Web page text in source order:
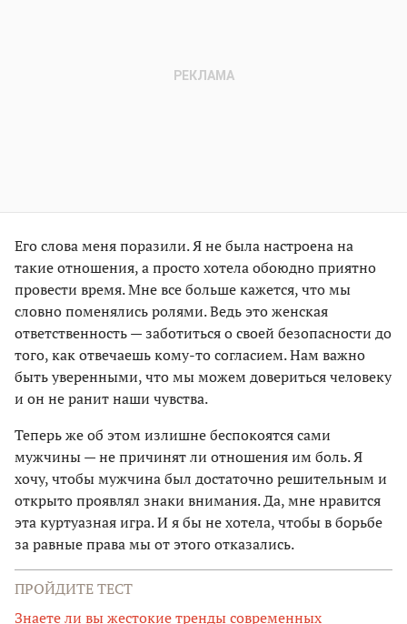
Его слова меня поразили. Я не была настроена на
такие отношения, а просто хотела обоюдно приятно
провести время. Мне все больше кажется, что мы
словно поменялись ролями. Ведь это женская
ответственность — заботиться о своей безопасности до
того, как отвечаешь кому-то согласием. Нам важно
быть уверенными, что мы можем довериться человеку
и он не ранит наши чувства.
Теперь же об этом излишне беспокоятся сами
мужчины — не причинят ли отношения им боль. Я
хочу, чтобы мужчина был достаточно решительным и
открыто проявлял знаки внимания. Да, мне нравится
эта куртуазная игра. И я бы не хотела, чтобы в борьбе
за равные права мы от этого отказались.
ПРОЙДИТЕ ТЕСТ
Знаете ли вы жестокие тренды современных